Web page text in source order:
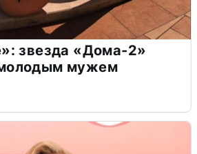
звезда «Дома-2»
мужем